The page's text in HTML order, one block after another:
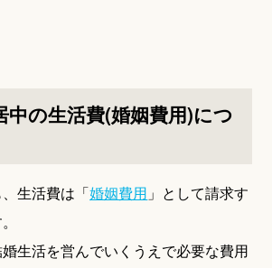
中の生活費(婚姻費用)につ
生活費は「婚姻費用 」として請求す
生活を営んでいくうえで必要な費用